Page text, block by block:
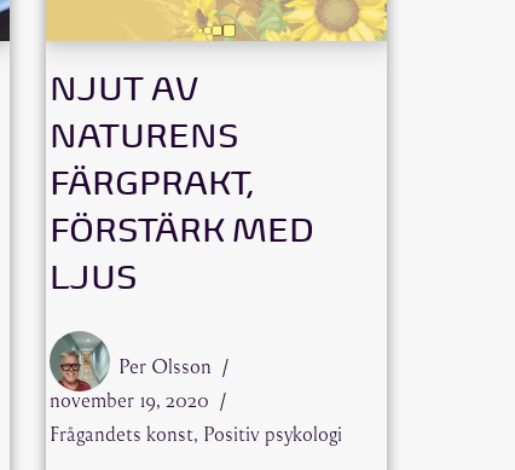
NJUT AV
NATURENS
FÄRGPRAKT,
FÖRSTÄRK MED
LJUS
Per Olsson
november 19, 2020
Frågandets konst, Positiv psykologi